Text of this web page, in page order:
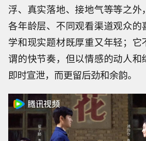
浮、真实落地、接地气等等之外
各年龄层、不同观看渠道观众的
学和现实题材既厚重又年轻；它
谓的快节奏，但以情感的动人和
即时宣泄，而更留后劲和余韵。